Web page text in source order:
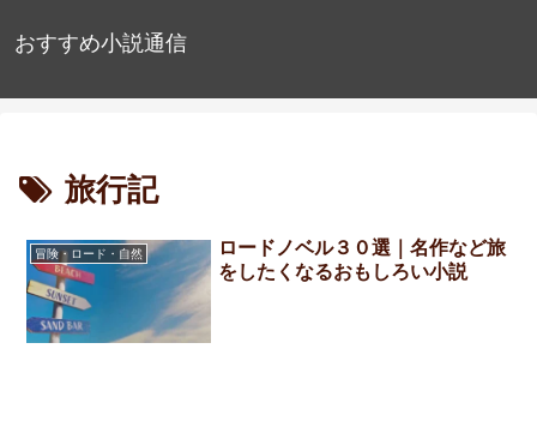
おすすめ小説通信
旅行記
冒険・ロード・自然
ロードノベル３０選｜名作など旅
をしたくなるおもしろい小説